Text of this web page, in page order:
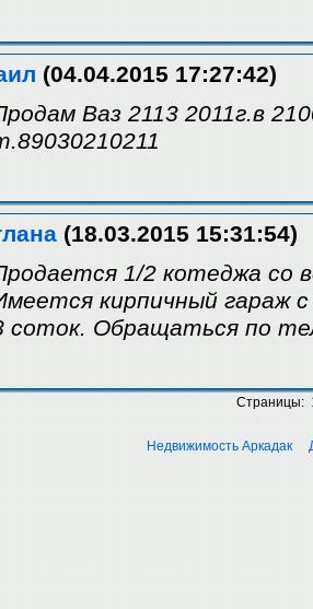
(04.04.2015 17:27:42)
Ваз 2113 2011г.в
(18.03.2015 15:31:54)
1/2 котеджа со
кирпичный гараж
соток. Обращаться по
Страницы:
Недвижимость Аркадак